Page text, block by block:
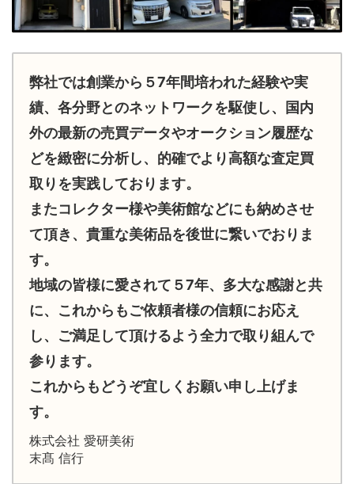
弊社では創業から５7年間培われた経験や実
績、各分野とのネットワークを駆使し、国内
外の最新の売買データやオークション履歴な
どを緻密に分析し、的確でより高額な査定買
取りを実践しております。
またコレクター様や美術館などにも納めさせ
て頂き、貴重な美術品を後世に繋いでおりま
す。
地域の皆様に愛されて５7年、多大な感謝と共
に、これからもご依頼者様の信頼にお応え
し、ご満足して頂けるよう全力で取り組んで
参ります。
これからもどうぞ宜しくお願い申し上げま
す。
株式会社 愛研美術
末髙 信行